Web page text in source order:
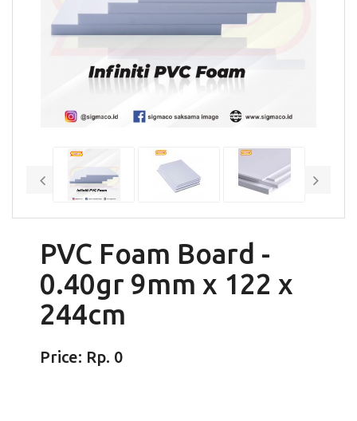
PVC Foam Board -
0.40gr 9mm x 122 x
244cm
Price: Rp. 0